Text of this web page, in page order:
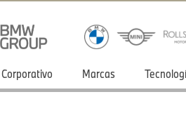
Corporativo Marcas